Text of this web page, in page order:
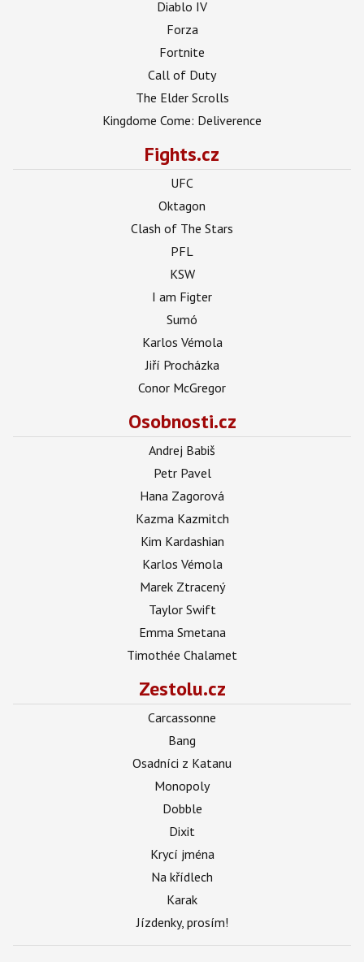
Diablo IV
Forza
Fortnite
Call of Duty
The Elder Scrolls
Kingdome Come: Deliverence
Fights.cz
UFC
Oktagon
Clash of The Stars
PFL
KSW
I am Figter
Sumó
Karlos Vémola
Jiří Procházka
Conor McGregor
Osobnosti.cz
Andrej Babiš
Petr Pavel
Hana Zagorová
Kazma Kazmitch
Kim Kardashian
Karlos Vémola
Marek Ztracený
Taylor Swift
Emma Smetana
Timothée Chalamet
Zestolu.cz
Carcassonne
Bang
Osadníci z Katanu
Monopoly
Dobble
Dixit
Krycí jména
Na křídlech
Karak
Jízdenky, prosím!